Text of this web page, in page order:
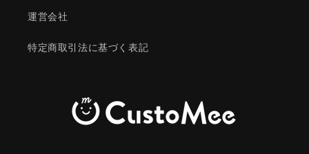
運営会社
特定商取引法に基づく表記